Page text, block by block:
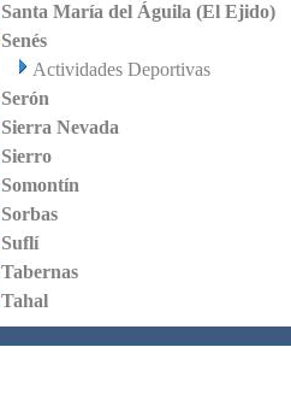
Santa María del Águila (El Ejido)
Senés
Actividades Deportivas
Serón
Sierra Nevada
Sierro
Somontín
Sorbas
Suflí
Tabernas
Tahal